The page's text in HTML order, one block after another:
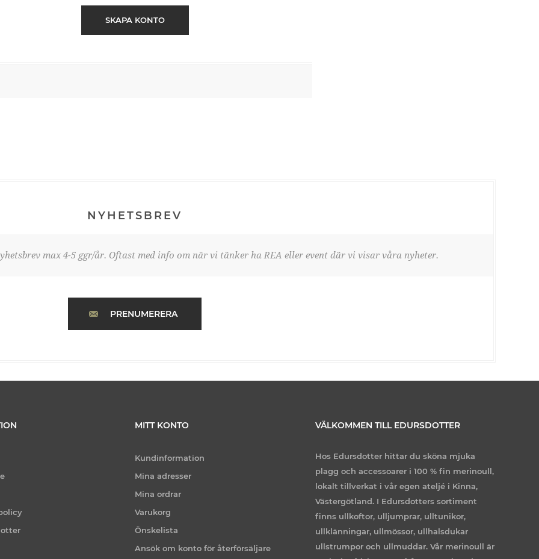
SKAPA KONTO
NYHETSBREV
max 4-5 ggr/år. Oftast med info om när vi tänker ha REA eller event där vi visar våra nyheter.
PRENUMERERA
MITT KONTO
Kundinformation
Mina adresser
Mina ordrar
Varukorg
Önskelista
Ansök om konto för återförsäljare
VÄLKOMMEN TILL EDURSDOTTER
Hos Edursdotter hittar du sköna mjuka
plagg och accessoarer i 100 % fin merinoull,
lokalt tillverkat i vår egen ateljé i Kinna,
Västergötland. I Edursdotters sortiment
finns ullkoftor, ulljumprar, ulltunikor,
ullklänningar, ullmössor, ullhalsdukar
ullstrumpor och ullmuddar. Vår merinoull är